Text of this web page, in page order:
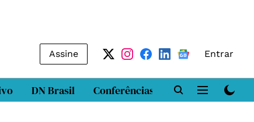
Assine Entrar
DN Brasil Conferências DN LAB